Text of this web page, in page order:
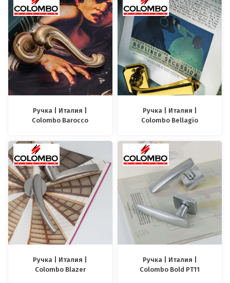
Ручка | Италия |
Colombo Barocco
Ручка | Италия |
Colombo Bellagio
Ручка | Италия |
Colombo Blazer
Ручка | Италия |
Colombo Bold PT11